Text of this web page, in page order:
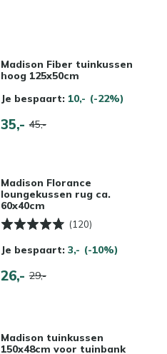
Madison Fiber tuinkussen
hoog 125x50cm
Je bespaart: 10,- (-22%)
35,- 45,-
Madison Florance
loungekussen rug ca.
60x40cm
(120)
Je bespaart: 3,- (-10%)
26,- 29,-
Madison tuinkussen
150x48cm voor tuinbank